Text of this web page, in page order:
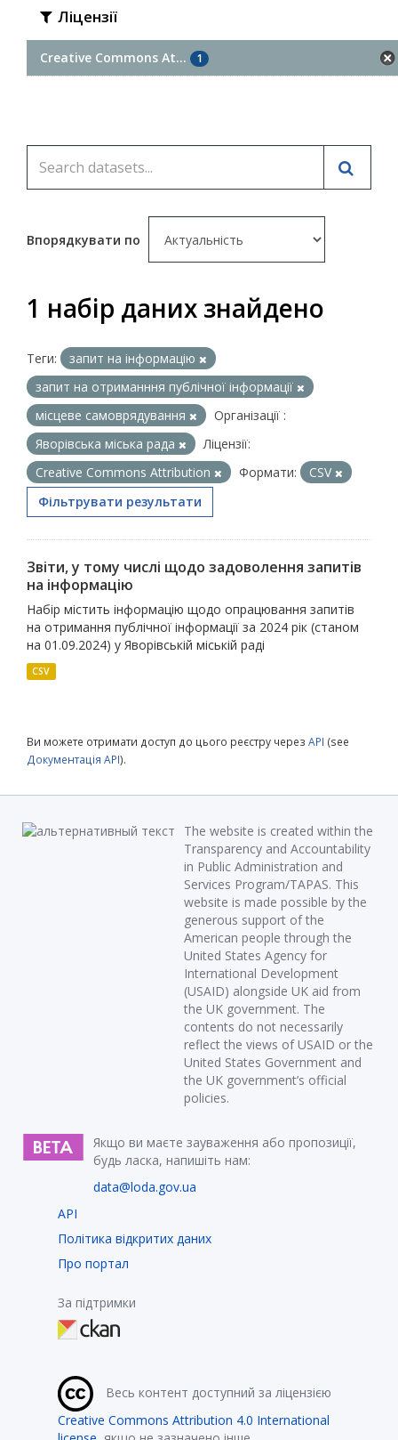
Ліцензії
Creative Commons At... 1
Впорядкувати по
1 набір даних знайдено
Теги:
запит на інформацію
запит на отриманння публічної інформації
місцеве самоврядування
Організації :
Яворівська міська рада
Ліцензії:
Creative Commons Attribution
Формати:
CSV
Фільтрувати результати
Звіти, у тому числі щодо задоволення запитів
на інформацію
Набір містить інформацію щодо опрацювання запитів
на отримання публічної інформації за 2024 рік (станом
на 01.09.2024) у Яворівській міській раді
CSV
Ви можете отримати доступ до цього реєстру через API (see
Документація API).
The website is created within the
Transparency and Accountability
in Public Administration and
Services Program/TAPAS. This
website is made possible by the
generous support of the
American people through the
United States Agency for
International Development
(USAID) alongside UK aid from
the UK government. The
contents do not necessarily
reflect the views of USAID or the
United States Government and
the UK government’s official
policies.
Якщо ви маєте зауваження або пропозиції,
будь ласка, напишіть нам:
data@loda.gov.ua
API
Політика відкритих даних
Про портал
За підтримки
Весь контент доступний за ліцензією
Creative Commons Attribution 4.0 International